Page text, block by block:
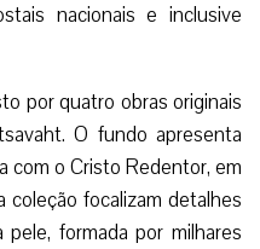
nacionais e inclusive
por quatro obras originais
O fundo apresenta
com o Cristo Redentor, em
coleção focalizam detalhes
formada por milhares